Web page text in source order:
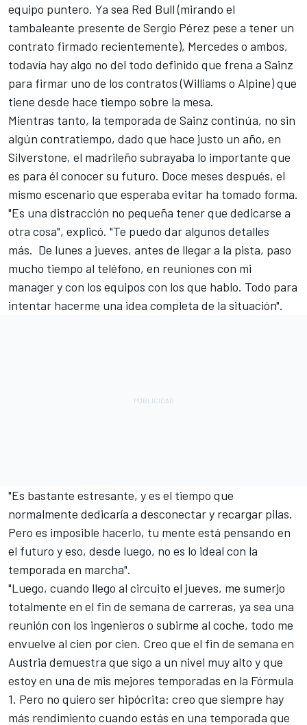
equipo puntero. Ya sea Red Bull (mirando el
tambaleante presente de Sergio Pérez pese a tener un
contrato firmado recientemente), Mercedes o ambos,
todavía hay algo no del todo definido que frena a Sainz
para firmar uno de los contratos(Williams o Alpine) que
tiene desde hace tiempo sobre la mesa.
Mientras tanto, la temporada de Sainz continúa, no sin
algún contratiempo, dado que hace justo un año, en
Silverstone, el madrileño subrayaba lo importante que
es para él conocer su futuro. Doce meses después, el
mismo escenario que esperaba evitar ha tomado forma.
"Es una distracción no pequeña tener que dedicarse a
otra cosa", explicó. "Te puedo dar algunos detalles
más. De lunes a jueves, antes de llegar a la pista, paso
mucho tiempo al teléfono, en reuniones con mi
manager y con los equipos con los que hablo. Todo para
intentar hacerme una idea completa de la situación".
"Es bastante estresante, y es el tiempo que
normalmente dedicaría a desconectar y recargar pilas.
Pero es imposible hacerlo, tu mente está pensando en
el futuro y eso, desde luego, no es lo ideal con la
temporada en marcha".
"Luego, cuando llego al circuito el jueves, me sumerjo
totalmente en el fin de semana de carreras, ya sea una
reunión con los ingenieros o subirme al coche, todo me
envuelve al cien por cien. Creo que el fin de semana en
Austria demuestra que sigo a un nivel muy alto y que
estoy en una de mis mejores temporadas en la Fórmula
1. Pero no quiero ser hipócrita: creo que siempre hay
más rendimiento cuando estás en una temporada que